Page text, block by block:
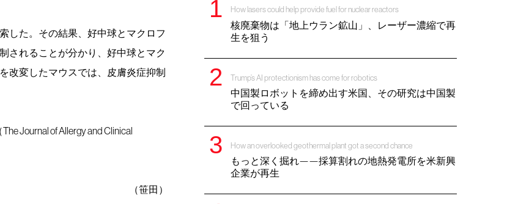
した。その結果、好中球とマクロフ
されることが分かり、好中球とマク
改変したマウスでは、皮膚炎症抑制
Journal of Allergy and Clinical
（笹田）
How lasers could help provide fuel for nuclear reactors
核廃棄物は「地上ウラン鉱山」、レーザー濃縮で再
生を狙う
Trump’s AI protectionism has come for robotics
中国製ロボットを締め出す米国、その研究は中国製
で回っている
How an overlooked geothermal plant got a second chance
もっと深く掘れ——採算割れの地熱発電所を米新興
企業が再生